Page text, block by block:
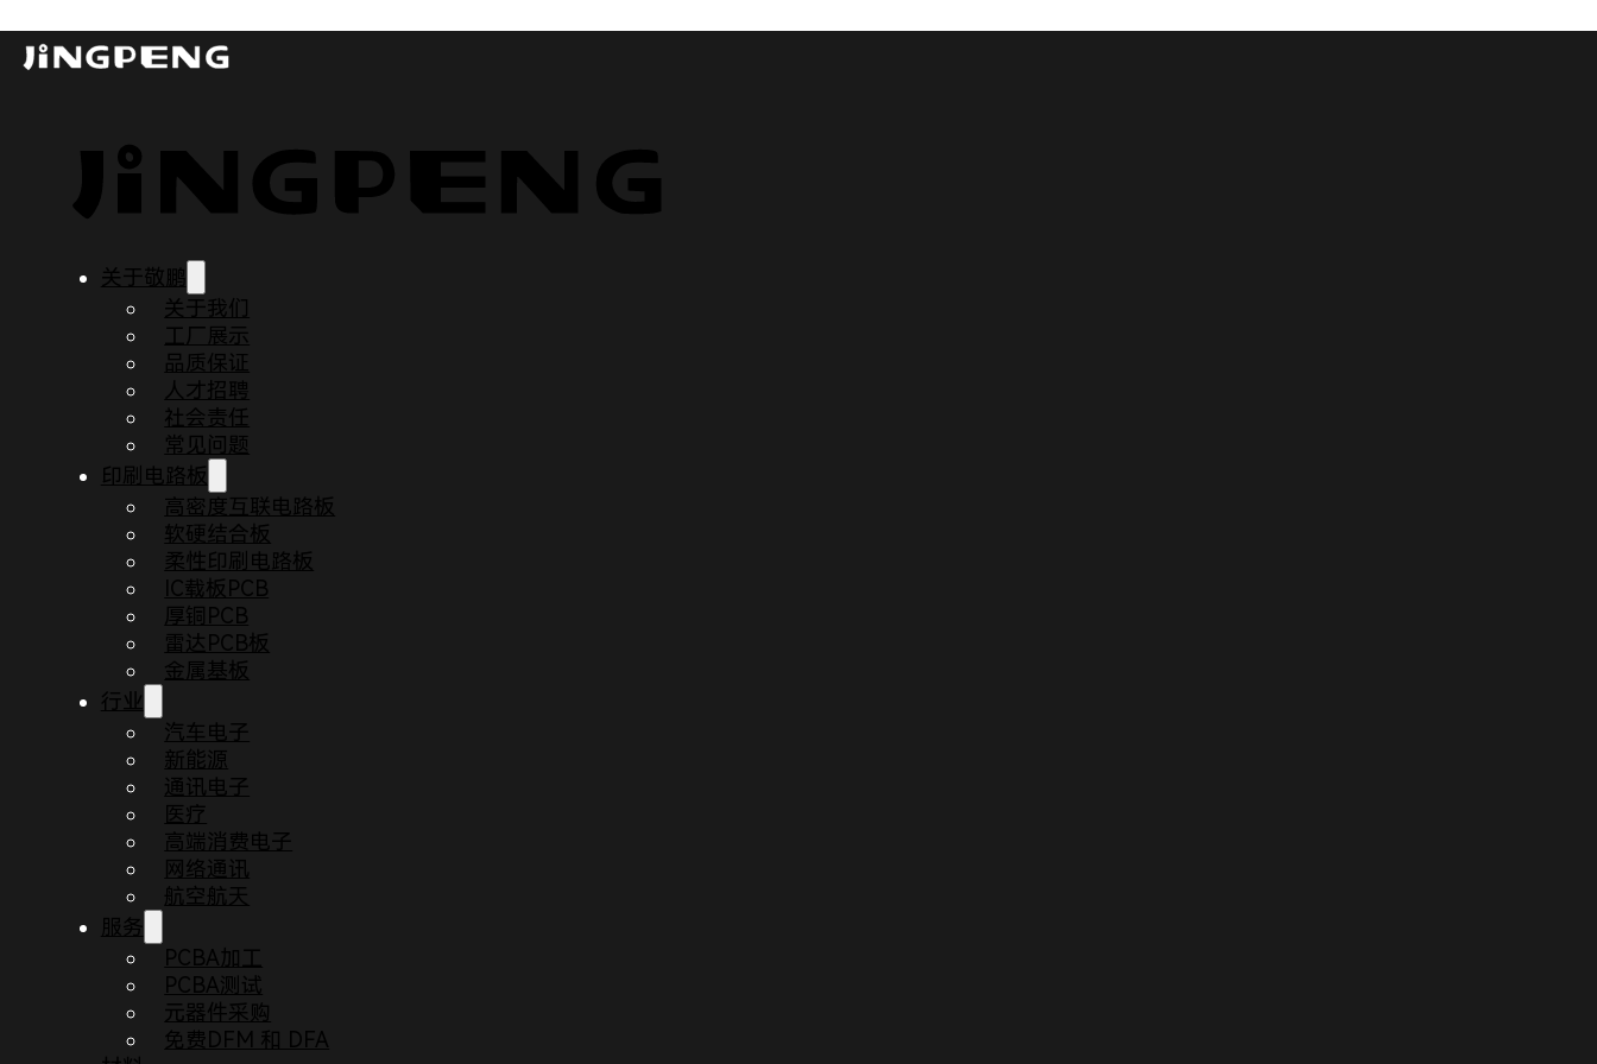
关于敬鹏
关于我们
工厂展示
品质保证
人才招聘
社会责任
常见问题
印刷电路板
高密度互联电路板
软硬结合板
柔性印刷电路板
IC载板PCB
厚铜PCB
雷达PCB板
金属基板
行业
汽车电子
新能源
通讯电子
医疗
高端消费电子
网络通讯
航空航天
服务
PCBA加工
PCBA测试
元器件采购
免费DFM 和 DFA
2023年元旦放假通知
更新时间：2023-08-04
阅读时间：1 分钟
2023年元旦放假通知
深圳敬鹏电子全体员工: